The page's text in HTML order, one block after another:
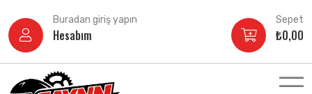
atla
Buradan giriş yapın
Hesabım
Sepet
₺0,00